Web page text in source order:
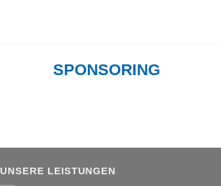
SPONSORING
UNSERE LEISTUNGEN